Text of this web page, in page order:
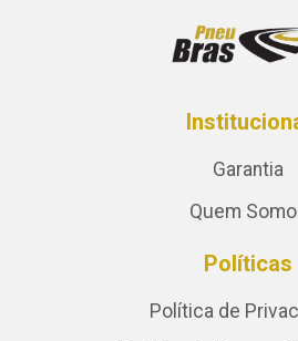
Garantia
Quem
Políticas
Política de